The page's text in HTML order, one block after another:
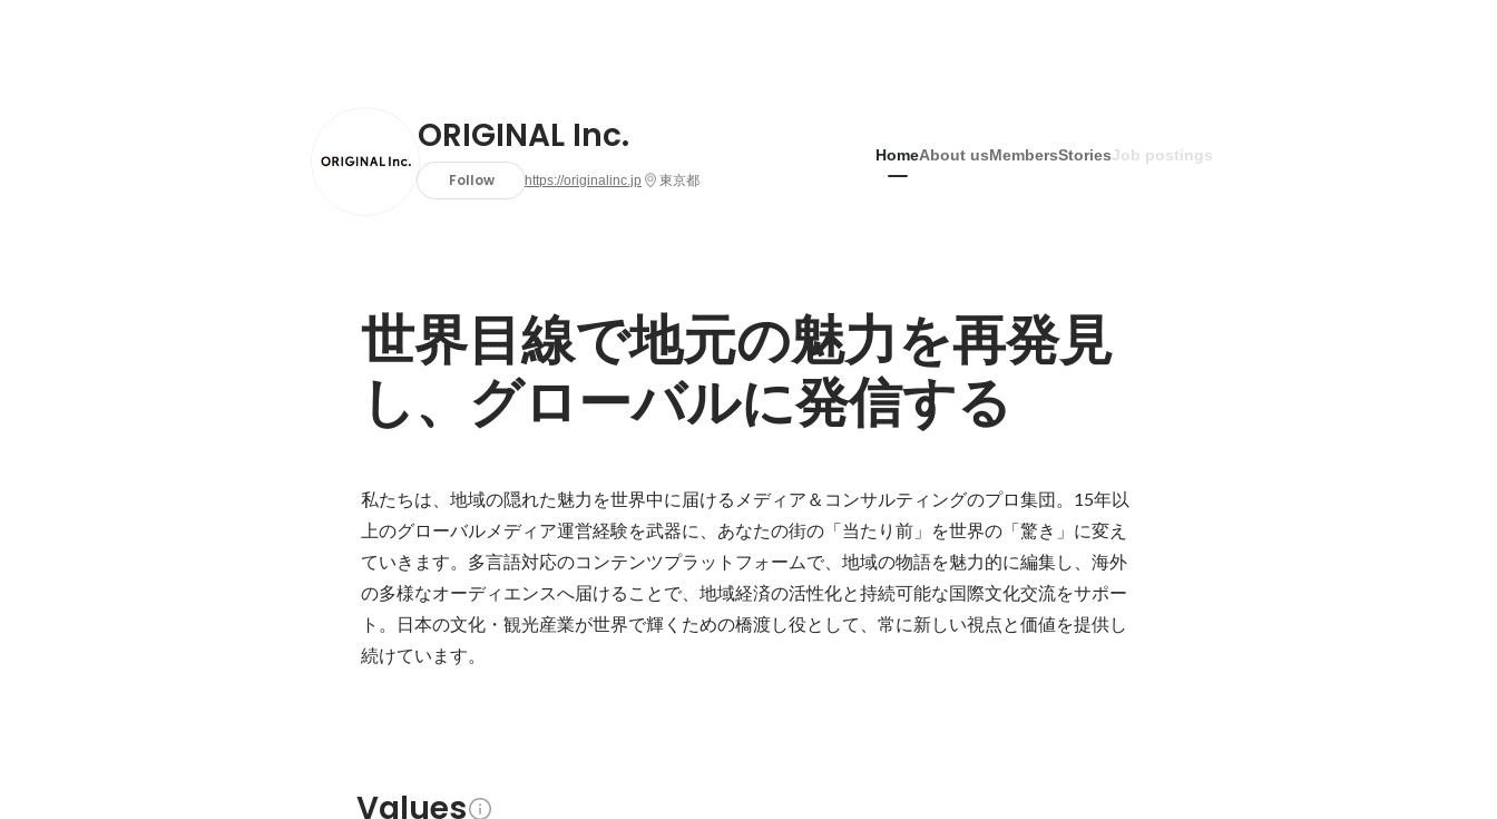
ORIGINAL Inc.
Follow https://originalinc.jp 東京都
HomeAbout usMembersStoriesJob postings
世界目線で地元の魅力を再発見
し、グローバルに発信する
私たちは、地域の隠れた魅力を世界中に届けるメディア＆コンサルティングのプロ集団。15年以
上のグローバルメディア運営経験を武器に、あなたの街の「当たり前」を世界の「驚き」に変え
ていきます。多言語対応のコンテンツプラットフォームで、地域の物語を魅力的に編集し、海外
の多様なオーディエンスへ届けることで、地域経済の活性化と持続可能な国際文化交流をサポー
ト。日本の文化・観光産業が世界で輝くための橋渡し役として、常に新しい視点と価値を提供し
続けています。
Values